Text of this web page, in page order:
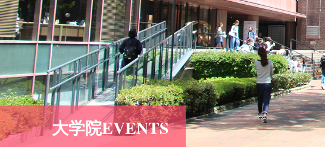
学びの特徴
武庫川女子大学のあゆみ
心理学科
社会福祉学科
健康・スポーツ科学科
スポーツマネジメント学科
生活環境学科
社会情報学科
食物栄養学科
食創造科学科
薬学専攻
薬科学専
音楽専攻科
キャリアセンター
総合情報システム部（ICTヘルプデスク）
健康サポートセンター
学生相談センター
学生サポート室（障がい学生支援）
スポーツセンター
丹嶺学苑研修センター
男女共同参画推進課
下宿・
オフィ
アルバ
センター
スポーツセンター
CEA認定状について
武庫川女子大学リポジトリ
LibrariE
学習・研究支援
附属総合ミュージアム
利用案内
所蔵品検索
大学院EVENTS